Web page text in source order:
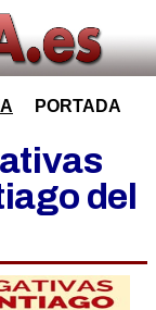
PORTADA
del